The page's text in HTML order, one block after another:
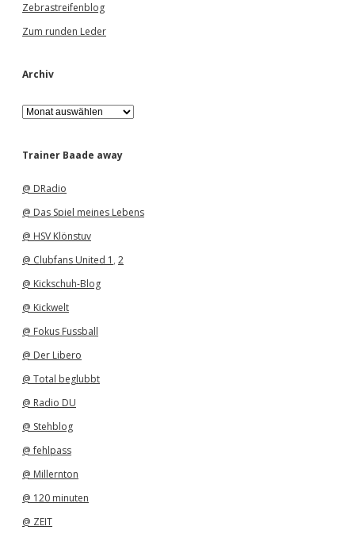
Zebrastreifenblog
Zum runden Leder
Archiv
A
r
h
Trainer Baade away
@ DRadio
@ Das Spiel meines Lebens
@ HSV Klönstuv
@ Clubfans United 1 , 2
@ Kickschuh-Blog
@ Kickwelt
@ Fokus Fussball
@ Der Libero
@ Total beglubbt
@ Radio DU
@ Stehblog
@ fehlpass
@ Millernton
@ 120 minuten
@ ZEIT